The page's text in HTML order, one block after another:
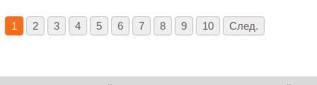
1 2 3 4 5 6 7 8 9 10 След.